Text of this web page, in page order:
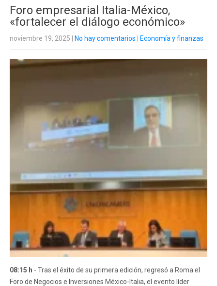
Foro empresarial Italia-México,
«fortalecer el diálogo económico»
noviembre 19, 2025 No hay comentarios Economía y finanzas
08:15 h - Tras el éxito de su primera edición, regresó a Roma el
Foro de Negocios e Inversiones México-Italia, el evento líder